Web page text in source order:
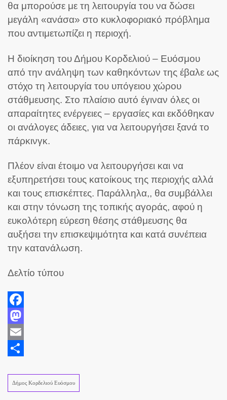
θα μπορούσε με τη λειτουργία του να δώσει
μεγάλη «ανάσα» στο κυκλοφοριακό πρόβλημα
που αντιμετωπίζει η περιοχή.
Η διοίκηση του Δήμου Κορδελιού – Ευόσμου
από την ανάληψη των καθηκόντων της έβαλε ως
στόχο τη λειτουργία του υπόγειου χώρου
στάθμευσης. Στο πλαίσιο αυτό έγιναν όλες οι
απαραίτητες ενέργειες – εργασίες και εκδόθηκαν
οι ανάλογες άδειες, για να λειτουργήσει ξανά το
πάρκινγκ.
Πλέον είναι έτοιμο να λειτουργήσει και να
εξυπηρετήσει τους κατοίκους της περιοχής αλλά
και τους επισκέπτες. Παράλληλα,, θα συμβάλλει
και στην τόνωση της τοπικής αγοράς, αφού η
ευκολότερη εύρεση θέσης στάθμευσης θα
αυξήσει την επισκεψιμότητα και κατά συνέπεια
την κατανάλωση.
Δελτίο τύπου
Facebook
Mastodon
Email
Δήμος Κορδελιού Ευόσμου